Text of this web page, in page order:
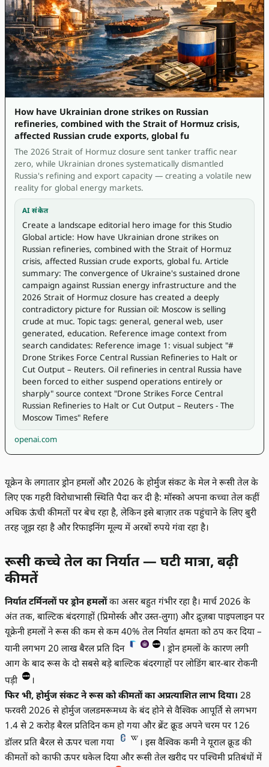
How have Ukrainian drone strikes on Russian
refineries, combined with the Strait of Hormuz crisis,
affected Russian crude exports, global fu
The 2026 Strait of Hormuz closure sent tanker traffic near
zero, while Ukrainian drones systematically dismantled
Russia's refining and export capacity — creating a volatile new
reality for global energy markets.
AI संकेत
Create a landscape editorial hero image for this Studio
Global article: How have Ukrainian drone strikes on
Russian refineries, combined with the Strait of Hormuz
crisis, affected Russian crude exports, global fu. Article
summary: The convergence of Ukraine's sustained drone
campaign against Russian energy infrastructure and the
2026 Strait of Hormuz closure has created a deeply
contradictory picture for Russian oil: Moscow is selling
crude at muc. Topic tags: general, general web, user
generated, education. Reference image context from
search candidates: Reference image 1: visual subject "#
Drone Strikes Force Central Russian Refineries to Halt or
Cut Output – Reuters. Oil refineries in central Russia have
been forced to either suspend operations entirely or
sharply" source context "Drone Strikes Force Central
Russian Refineries to Halt or Cut Output – Reuters - The
Moscow Times" Refere
openai.com
यूक्रेन के लगातार ड्रोन हमलों और 2026 के होर्मुज संकट के मेल ने रूसी तेल के
लिए एक गहरी विरोधाभासी स्थिति पैदा कर दी है: मॉस्को अपना कच्चा तेल कहीं
अधिक ऊंची कीमतों पर बेच रहा है, लेकिन इसे बाज़ार तक पहुंचाने के लिए बुरी
तरह जूझ रहा है और रिफाइनिंग मूल्य में अरबों रुपये गंवा रहा है।
रूसी कच्चे तेल का निर्यात — घटी मात्रा, बढ़ी
कीमतें
निर्यात टर्मिनलों पर ड्रोन हमलोंका असर बहुत गंभीर रहा है। मार्च 2026 के
अंत तक, बाल्टिक बंदरगाहों (प्रिमोर्स्क और उस्त-लुगा) और द्रुज़बा पाइपलाइन पर
यूक्रेनी हमलों ने रूस की कम से कम 40% तेल निर्यात क्षमता को ठप कर दिया –
यानी लगभग 20 लाख बैरल प्रति दिन
। ड्रोन हमलों के कारण लगी
आग के बाद रूस के दो सबसे बड़े बाल्टिक बंदरगाहों पर लोडिंग बार-बार रोकनी
पड़ी
।
फिर भी, होर्मुज संकट ने रूस को कीमतों का अप्रत्याशित लाभ दिया। 28
फरवरी 2026 से होर्मुज जलडमरूमध्य के बंद होने से वैश्विक आपूर्ति से लगभग
1.4 से 2 करोड़ बैरल प्रतिदिन कम हो गया और ब्रेंट क्रूड अपने चरम पर 126
डॉलर प्रति बैरल से ऊपर चला गया
। इस वैश्विक कमी ने यूराल क्रूड की
कीमतों को काफी ऊपर धकेल दिया और रूसी तेल खरीद पर पश्चिमी प्रतिबंधों में